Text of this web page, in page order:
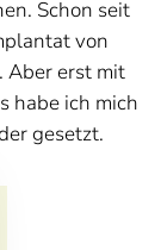
Schon seit
von
Aber erst mit
habe ich mich
gesetzt.